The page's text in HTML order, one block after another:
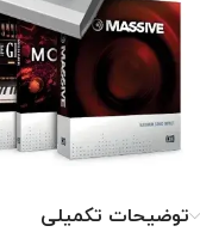
توضیحات تکمیلی